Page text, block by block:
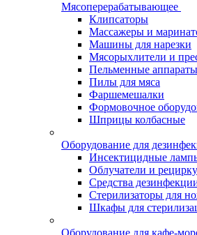
Мясоперерабатывающее
Клипсаторы
Массажеры и
Машины для нарезки
Мясорыхлители и
Пельменные аппараты
Пилы для мяса
Фаршемешалки
Формовочное
Шприцы колбасные
Оборудование для
Инсектицидные
Облучатели и
Средства
Стерилизаторы для
Шкафы для
Оборудование для кафе-